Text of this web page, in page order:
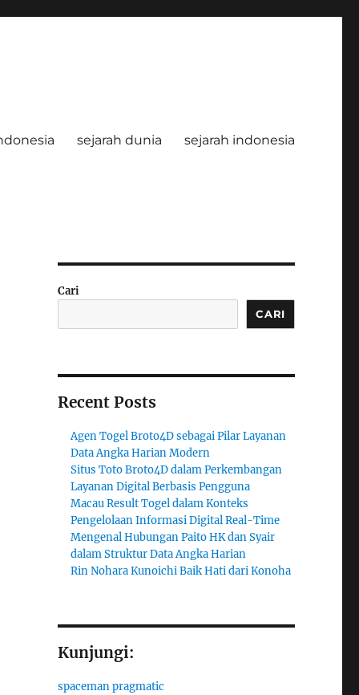
sejarah dunia sejarah indonesia
Cari
CARI
Recent Posts
Agen Togel Broto4D sebagai Pilar Layanan
Data Angka Harian Modern
Situs Toto Broto4D dalam Perkembangan
Layanan Digital Berbasis Pengguna
Macau Result Togel dalam Konteks
Pengelolaan Informasi Digital Real-Time
Mengenal Hubungan Paito HK dan Syair
dalam Struktur Data Angka Harian
Rin Nohara Kunoichi Baik Hati dari Konoha
Kunjungi:
spaceman pragmatic